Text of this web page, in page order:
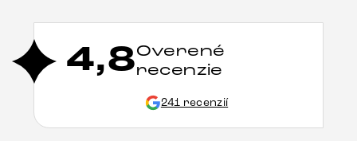
4,8Overené
recenzie
241 recenzií